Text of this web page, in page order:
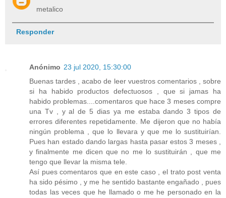
metalico
Responder
Anónimo 23 jul 2020, 15:30:00
Buenas tardes , acabo de leer vuestros comentarios , sobre
si ha habido productos defectuosos , que si jamas ha
habido problemas....comentaros que hace 3 meses compre
una Tv , y al de 5 dias ya me estaba dando 3 tipos de
errores diferentes repetidamente. Me dijeron que no había
ningún problema , que lo llevara y que me lo sustituirían.
Pues han estado dando largas hasta pasar estos 3 meses ,
y finalmente me dicen que no me lo sustituirán , que me
tengo que llevar la misma tele.
Así pues comentaros que en este caso , el trato post venta
ha sido pésimo , y me he sentido bastante engañado , pues
todas las veces que he llamado o me he personado en la